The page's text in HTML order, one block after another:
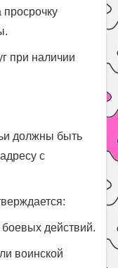
при наличии
должны быть
с
действий.
воинской